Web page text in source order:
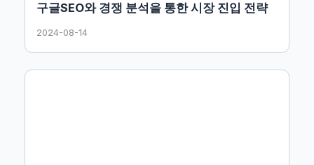
구글SEO와 경쟁 분석을 통한 시장 진입 전략
2024-08-14